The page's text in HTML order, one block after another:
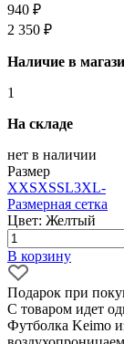
940 ₽
2 350 ₽
Наличие в
1
На складе
нет в наличии
Размер
XXSXSSL3XL-
Размерная сетка
Цвет: Желтый
В корзину
Подарок при
С товаром идет
Футболка Keimo